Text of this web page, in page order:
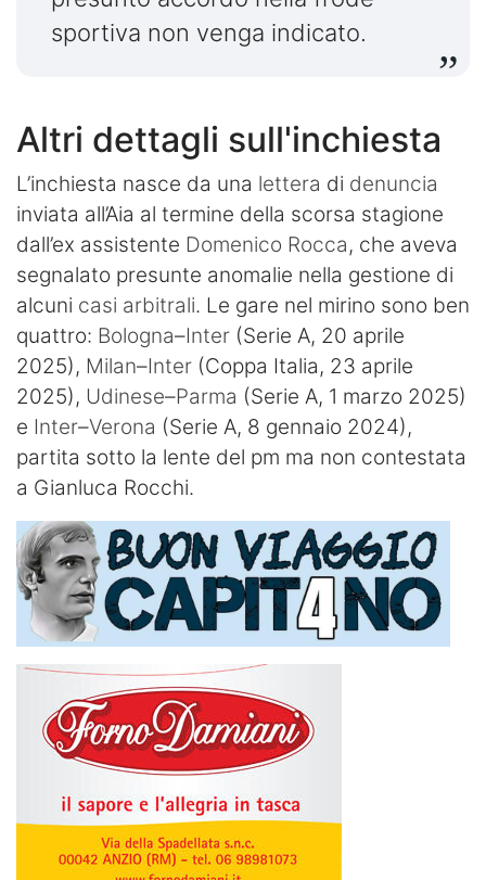
sportiva non venga indicato.
Altri dettagli sull'inchiesta
L’inchiesta nasce da una lettera di denuncia
inviata all’Aia al termine della scorsa stagione
dall’ex assistente Domenico Rocca, che aveva
segnalato presunte anomalie nella gestione di
alcuni casi arbitrali. Le gare nel mirino sono ben
quattro: Bologna–Inter (Serie A, 20 aprile
2025), Milan–Inter (Coppa Italia, 23 aprile
2025), Udinese–Parma (Serie A, 1 marzo 2025)
e Inter–Verona (Serie A, 8 gennaio 2024),
partita sotto la lente del pm ma non contestata
a Gianluca Rocchi.